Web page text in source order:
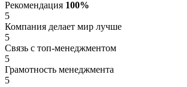
Рекомендация 100%
5
Компания делает мир лучше
5
Связь с топ-менеджментом
5
Грамотность менеджмента
5